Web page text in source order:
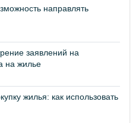
направлять
заявлений на
на жилье
жилья: как использовать